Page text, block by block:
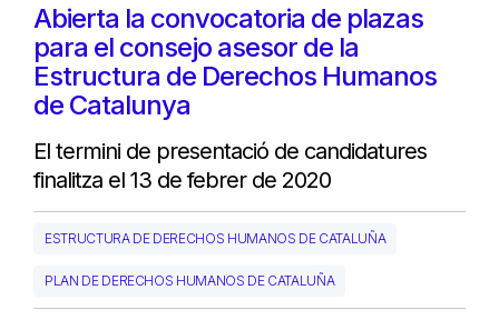
Abierta la convocatoria de plazas
para el consejo asesor de la
Estructura de Derechos Humanos
de Catalunya
El termini de presentació de candidatures
finalitza el 13 de febrer de 2020
ESTRUCTURA DE DERECHOS HUMANOS DE CATALUÑA
PLAN DE DERECHOS HUMANOS DE CATALUÑA